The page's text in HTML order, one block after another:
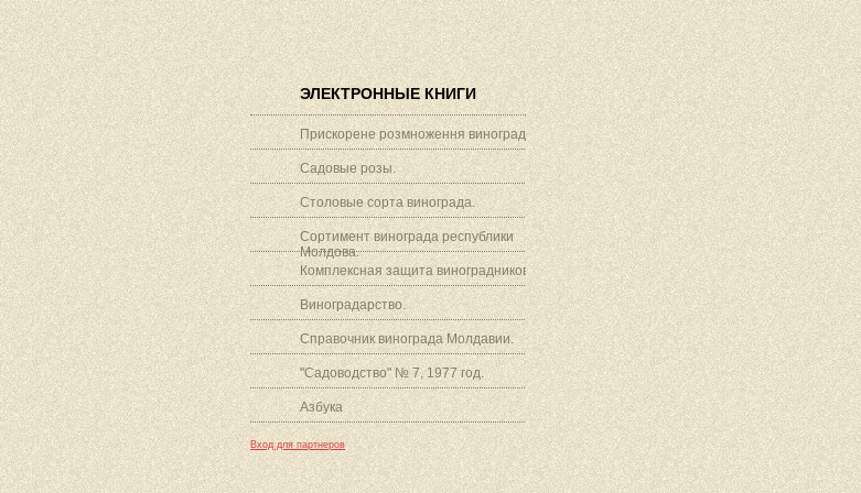
ЭЛЕКТРОННЫЕ КНИГИ
Прискорене розмноження винограду.
Садовые розы.
Столовые сорта винограда.
Сортимент винограда республики
Молдова.
Комплексная защита виноградников.
Виноградарство.
Справочник винограда Молдавии.
"Садоводство" № 7, 1977 год.
Азбука
Вход для партнеров